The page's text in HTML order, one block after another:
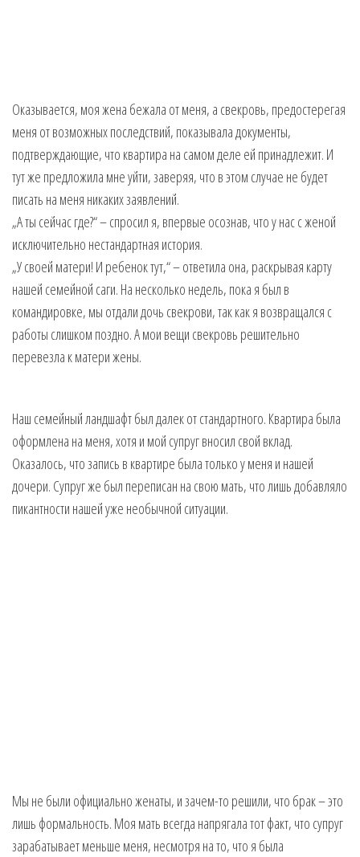
Оказывается, моя жена бежала от меня, а свекровь, предостерегая
меня от возможных последствий, показывала документы,
подтверждающие, что квартира на самом деле ей принадлежит. И
тут же предложила мне уйти, заверяя, что в этом случае не будет
писать на меня никаких заявлений.
„А ты сейчас где?“ – спросил я, впервые осознав, что у нас с женой
исключительно нестандартная история.
„У своей матери! И ребенок тут,“ – ответила она, раскрывая карту
нашей семейной саги. На несколько недель, пока я был в
командировке, мы отдали дочь свекрови, так как я возвращался с
работы слишком поздно. А мои вещи свекровь решительно
перевезла к матери жены.
Наш семейный ландшафт был далек от стандартного. Квартира была
оформлена на меня, хотя и мой супруг вносил свой вклад.
Оказалось, что запись в квартире была только у меня и нашей
дочери. Супруг же был переписан на свою мать, что лишь добавляло
пикантности нашей уже необычной ситуации.
Мы не были официально женаты, и зачем-то решили, что брак – это
лишь формальность. Моя мать всегда напрягала тот факт, что супруг
зарабатывает меньше меня, несмотря на то, что я была